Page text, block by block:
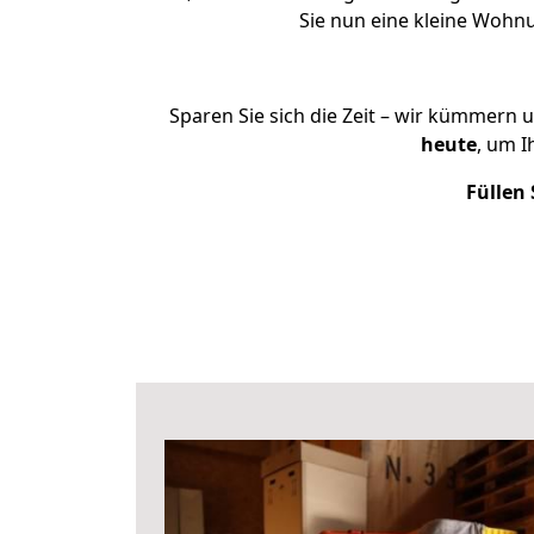
Sie nun eine kleine
Sparen Sie sich die Zeit – wir
heute, um
Füllen